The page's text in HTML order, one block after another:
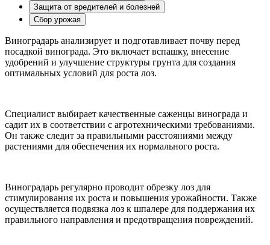
Защита от вредителей и болезней
Сбор урожая
Виноградарь анализирует и подготавливает почву перед
посадкой винограда. Это включает вспашку, внесение
удобрений и улучшение структуры грунта для создания
оптимальных условий для роста лоз.
Специалист выбирает качественные саженцы винограда и
садит их в соответствии с агротехническими требованиями.
Он также следит за правильными расстояниями между
растениями для обеспечения их нормального роста.
Виноградарь регулярно проводит обрезку лоз для
стимулирования их роста и повышения урожайности. Также
осуществляется подвязка лоз к шпалере для поддержания их
правильного направления и предотвращения повреждений.